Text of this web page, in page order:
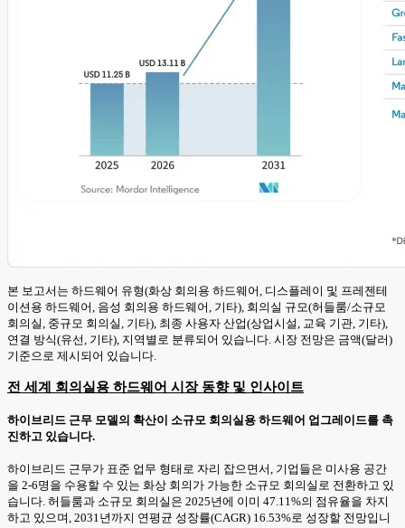
본 보고서는 하드웨어 유형(화상 회의용 하드웨어, 디스플레이 및 프레젠테
이션용 하드웨어, 음성 회의용 하드웨어, 기타), 회의실 규모(허들룸/소규모
회의실, 중규모 회의실, 기타), 최종 사용자 산업(상업시설, 교육 기관, 기타),
연결 방식(유선, 기타), 지역별로 분류되어 있습니다. 시장 전망은 금액(달러)
기준으로 제시되어 있습니다.
전 세계 회의실용 하드웨어 시장 동향 및 인사이트
하이브리드 근무 모델의 확산이 소규모 회의실용 하드웨어 업그레이드를 촉
진하고 있습니다.
하이브리드 근무가 표준 업무 형태로 자리 잡으면서, 기업들은 미사용 공간
을 2-6명을 수용할 수 있는 화상 회의가 가능한 소규모 회의실로 전환하고 있
습니다. 허들룸과 소규모 회의실은 2025년에 이미 47.11%의 점유율을 차지
하고 있으며, 2031년까지 연평균 성장률(CAGR) 16.53%로 성장할 전망입니